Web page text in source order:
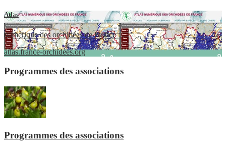
Atlas
numérique des orchidées de France
atlas.france-orchidees.org
Programmes des associations
Programmes des associations